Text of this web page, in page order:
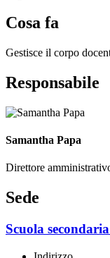
Cosa fa
Gestisce il corpo
Responsabile
Samantha Papa
Direttore
Sede
Scuola